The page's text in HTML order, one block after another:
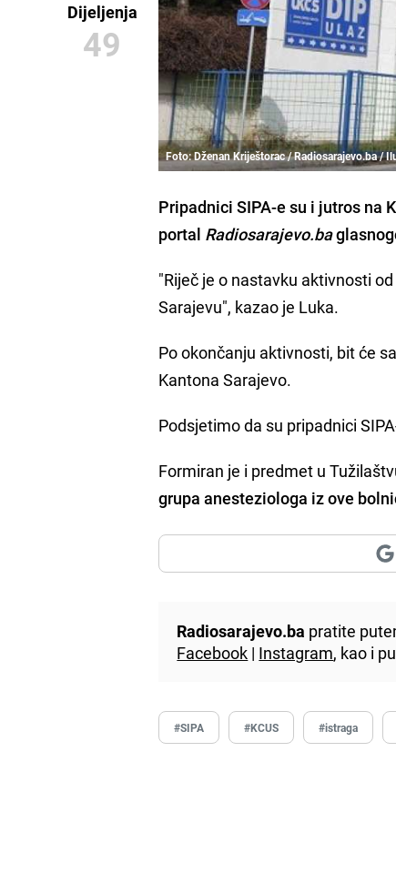
Dijeljenja
49
Foto: Dženan Kriještorac / Radiosarajevo.ba /
Pripadnici SIPA-e su i jutros na
portal Radiosarajevo.ba
"Riječ je o nastavku aktivnosti
Sarajevu", kazao je Luka.
Po okončanju aktivnosti, bit će
Kantona Sarajevo.
Podsjetimo da su pripadnici
Formiran je i predmet u
grupa anesteziologa iz ove
Radiosarajevo.ba pratite
Facebook | Instagram, kao i
#SIPA #KCUS #istraga